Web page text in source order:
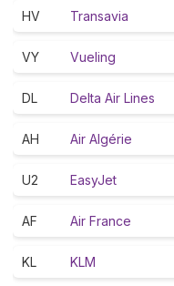
HV Transavia
VY Vueling
DL Delta Air Lines
AH Air Algérie
U2 EasyJet
AF Air France
KL KLM